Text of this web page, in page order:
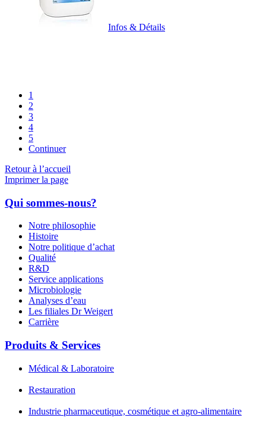
Infos & Détails
1
2
3
4
5
Continuer
Retour à l’accueil
Imprimer la page
Qui sommes-nous?
Notre philosophie
Histoire
Notre politique d’achat
Qualité
R&D
Service applications
Microbiologie
Analyses d’eau
Les filiales Dr Weigert
Carrière
Produits & Services
Médical & Laboratoire
Restauration
Industrie pharmaceutique, cosmétique et agro-alimentaire